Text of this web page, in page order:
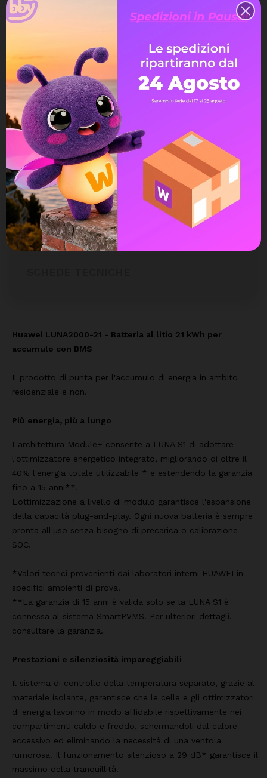
Assistenza Live Chat
Ampia scelta di pagamenti
Spedizione express veloce
DESCRIZIONE
DETTAGLI DEL PRODOTTO
Huawei LUNA2000-21 - Batteria al litio 21 kWh per
accumulo con BMS
Il prodotto di punta per l'accumulo di energia in ambito
residenziale e non.
Più energia, più a lungo
L'architettura Module+ consente a LUNA S1 di adottare
l'ottimizzatore energetico integrato, migliorando di oltre il
40% l'energia totale utilizzabile * e estendendo la garanzia
fino a 15 anni**.
L'ottimizzazione a livello di modulo garantisce l'espansione
della capacità plug-and-play. Ogni nuova batteria è sempre
pronta all'uso senza bisogno di precarica o calibrazione
SOC.
*Valori teorici provenienti dai laboratori interni HUAWEI in
specifici ambienti di prova.
**La garanzia di 15 anni è valida solo se la LUNA S1 è
connessa al sistema SmartPVMS. Per ulteriori dettagli,
consultare la garanzia.
Prestazioni e silenziosità impareggiabili
Il sistema di controllo della temperatura separato, grazie al
materiale isolante, garantisce che le celle e gli ottimizzatori
di energia lavorino in modo affidabile rispettivamente nei
compartimenti caldo e freddo, schermandoli dal calore
eccessivo ed eliminando la necessità di una ventola
rumorosa. Il funzionamento silenzioso a 29 dB* garantisce il
massimo della tranquillità.